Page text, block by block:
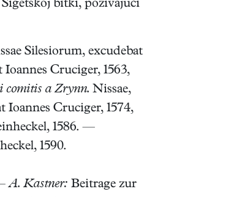
Sigetskoj bitki, pozivajući
Silesiorum, excudebat
Ioannes Cruciger, 1563,
comitis a Zrynn. Nissae,
Ioannes Cruciger, 1574,
1586. —
1590.
A. Kastner: Beitrage zur